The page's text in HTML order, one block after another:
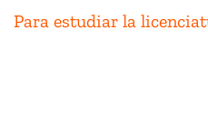
Para estudiar la